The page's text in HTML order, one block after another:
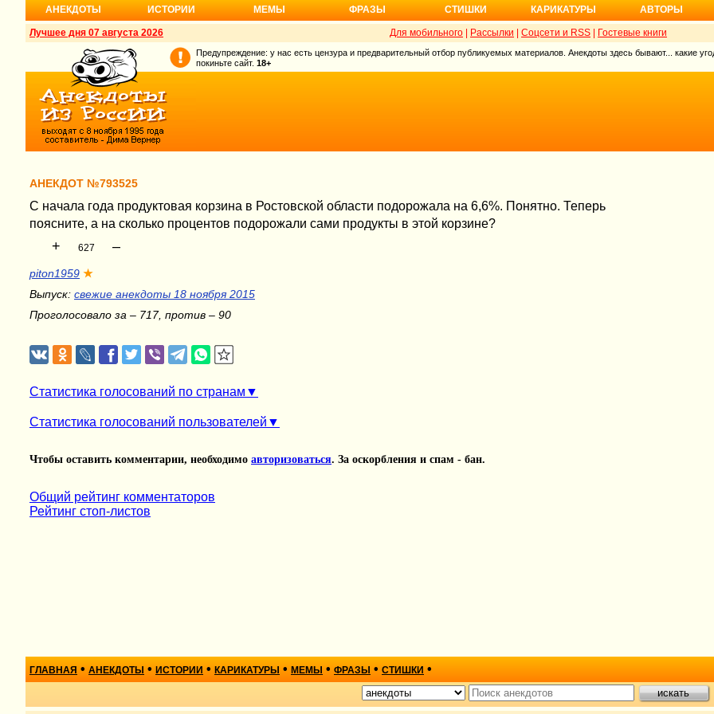
АНЕКДОТЫ ИСТОРИИ МЕМЫ ФРАЗЫ СТИШКИ КАРИКАТУРЫ АВТОРЫ
Лучшее дня 07 августа 2026 Для мобильного Рассылки Соцсети и RSS Гостевые книги
Предупреждение: у нас есть цензура и предварительный отбор публикуемых материалов. Анекдоты здесь бывают... какие
покиньте сайт. 18+
АНЕКДОТ №793525
С начала года продуктовая корзина в Ростовской области подорожала на 6,6%. Понятно. Теперь
поясните, а на сколько процентов подорожали сами продукты в этой корзине?
+ 627 –
piton1959 ★
Выпуск: свежие анекдоты 18 ноября 2015
Проголосовало за – 717, против – 90
Статистика голосований по странам
Статистика голосований пользователей
Чтобы оставить комментарии, необходимо авторизоваться. За оскорбления и спам - бан.
Общий рейтинг комментаторов
Рейтинг стоп-листов
ГЛАВНАЯ • АНЕКДОТЫ • ИСТОРИИ • КАРИКАТУРЫ • МЕМЫ • ФРАЗЫ • СТИШКИ •